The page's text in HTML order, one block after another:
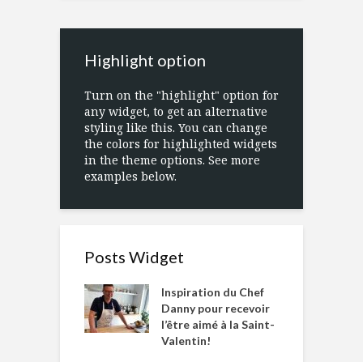
Highlight option
Turn on the "highlight" option for
any widget, to get an alternative
styling like this. You can change
the colors for highlighted widgets
in the theme options. See more
examples below.
Posts Widget
Inspiration du Chef
Danny pour recevoir
l’être aimé à la Saint-
Valentin!